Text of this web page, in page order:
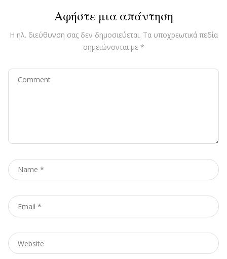
Αφήστε μια απάντηση
Η ηλ. διεύθυνση σας δεν δημοσιεύεται. Τα υποχρεωτικά πεδία
σημειώνονται με *
Comment
Name
Email
Website